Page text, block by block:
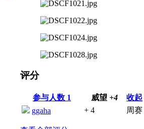
评分
参与人数 1 威望 +4 收起
ggaha
+ 4 周赛